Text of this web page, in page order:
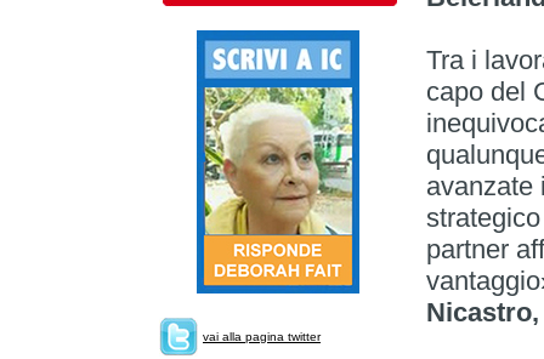
vai alla pagina twitter
Tra i
capo del
avanzate
partner